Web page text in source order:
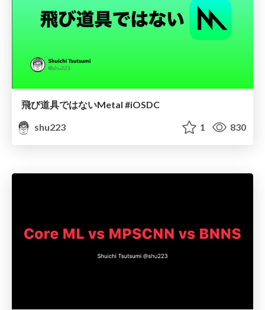
飛び道具ではないMetal #iOSDC
shu223
1 830